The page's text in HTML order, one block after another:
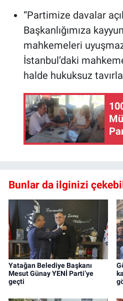
“Partimize davalar
Başkanlığımıza
mahkemeleri
İstanbul’daki
halde hukuksuz
Bunlar da ilginizi
Yatağan Belediye Başkanı
Mesut Günay YENİ Parti’ye
geçti